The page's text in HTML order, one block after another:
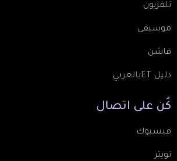
تلفزيون
موسيقى
فاشن
دليل ETبالعربي
كُن على اتصال
فيسبوك
تويتر